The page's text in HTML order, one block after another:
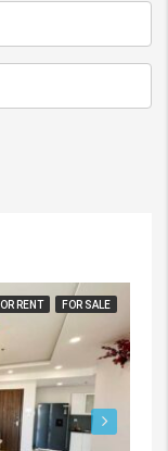
RENT FOR SALE